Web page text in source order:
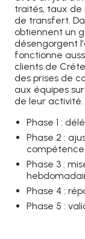
traités, taux de
de transfert.
obtiennent un
désengorgent
fonctionne
clients de
des prises de
aux équipes
de leur activité.
Phase 1 :
Phase 2 :
compétence
Phase 3 :
Phase 4 :
Phase 5 :